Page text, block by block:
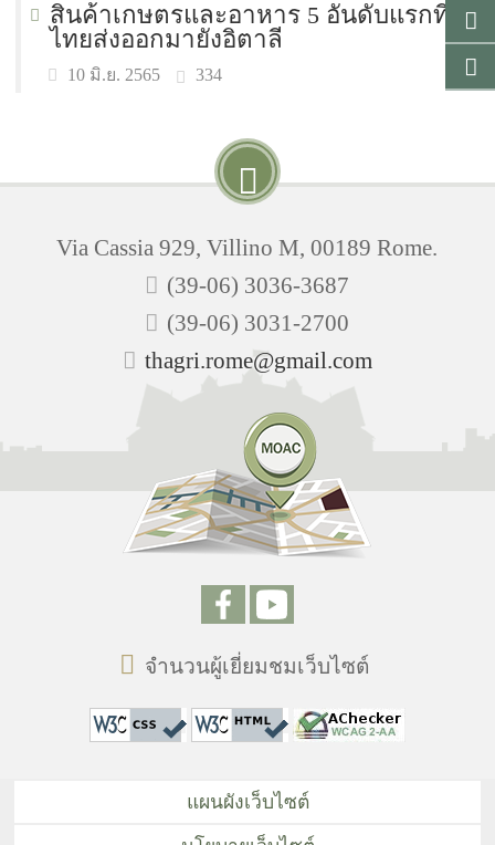
สินค้าเกษตรและอาหาร 5 อันดับแรกที่
ไทยส่งออกมายังอิตาลี
10 มิ.ย. 2565 334
Via Cassia 929, Villino M, 00189 Rome.
(39-06) 3036-3687
(39-06) 3031-2700
thagri.rome@gmail.com
จำนวนผู้เยี่ยมชมเว็บไซต์
แผนผังเว็บไซต์